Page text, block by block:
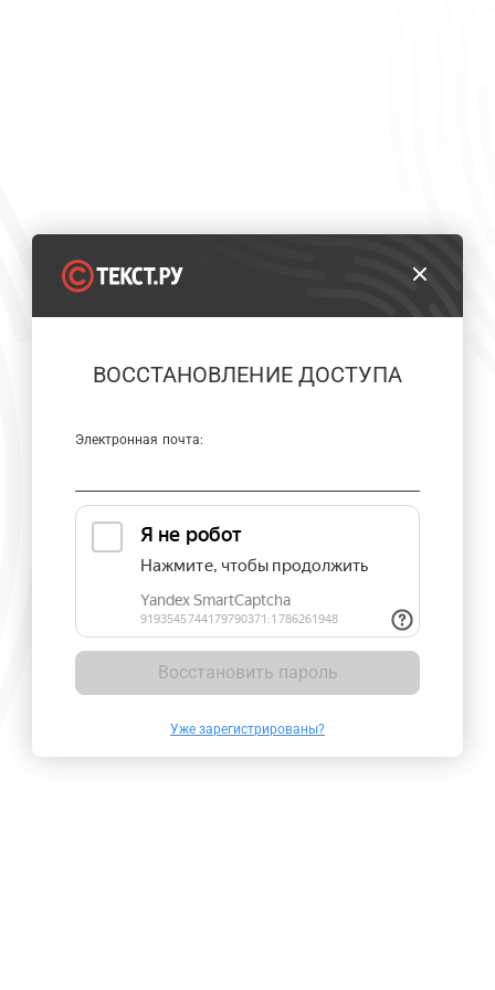
ВОССТАНОВЛЕНИЕ ДОСТУПА
Электронная почта:
Восстановить пароль
Уже зарегистрированы?